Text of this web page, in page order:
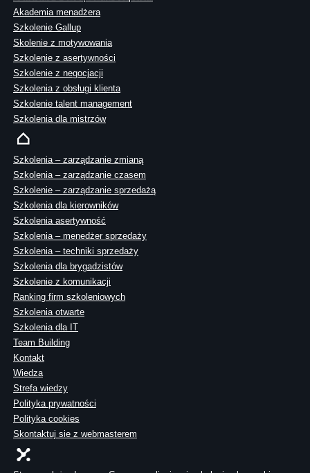
Akademia menadżera
Szkolenie Gallup
Skolenie z motywowania
Szkolenie z asertywności
Szkolenie z negocjacji
Szkolenia z obsługi klienta
Szkolenie talent management
Szkolenia dla mistrzów
Szkolenia – zarządzanie zmianą
Szkolenia – zarządzanie czasem
Szkolenie – zarządzanie sprzedażą
Szkolenia dla kierowników
Szkolenia asertywność
Szkolenia – menedżer sprzedaży
Szkolenia – techniki sprzedaży
Szkolenia dla brygadzistów
Szkolenie z komunikacji
Ranking firm szkoleniowych
Szkolenia otwarte
Szkolenia dla IT
Team Building
Kontakt
Wiedza
Strefa wiedzy
Polityka prywatności
Polityka cookies
Skontaktuj sie z webmasterem